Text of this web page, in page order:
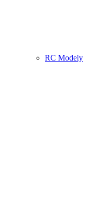
RC Modely